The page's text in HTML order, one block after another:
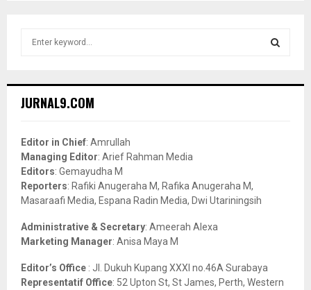
h
o
r
:
JURNAL9.COM
Editor in Chief: Amrullah
Managing Editor: Arief Rahman Media
Editors: Gemayudha M
Reporters: Rafiki Anugeraha M, Rafika Anugeraha M,
Masaraafi Media, Espana Radin Media, Dwi Utariningsih
Administrative & Secretary: Ameerah Alexa
Marketing Manager: Anisa Maya M
Editor’s Office : Jl. Dukuh Kupang XXXI no.46A Surabaya
Representatif Office: 52 Upton St, St James, Perth, Western